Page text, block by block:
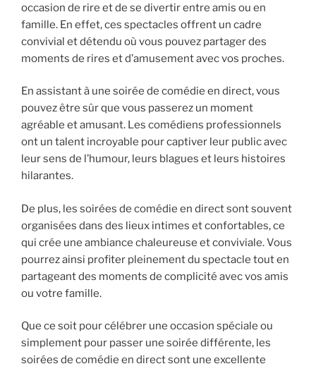
occasion de rire et de se divertir entre amis ou en
famille. En effet, ces spectacles offrent un cadre
convivial et détendu où vous pouvez partager des
moments de rires et d’amusement avec vos proches.
En assistant à une soirée de comédie en direct, vous
pouvez être sûr que vous passerez un moment
agréable et amusant. Les comédiens professionnels
ont un talent incroyable pour captiver leur public avec
leur sens de l’humour, leurs blagues et leurs histoires
hilarantes.
De plus, les soirées de comédie en direct sont souvent
organisées dans des lieux intimes et confortables, ce
qui crée une ambiance chaleureuse et conviviale. Vous
pourrez ainsi profiter pleinement du spectacle tout en
partageant des moments de complicité avec vos amis
ou votre famille.
Que ce soit pour célébrer une occasion spéciale ou
simplement pour passer une soirée différente, les
soirées de comédie en direct sont une excellente